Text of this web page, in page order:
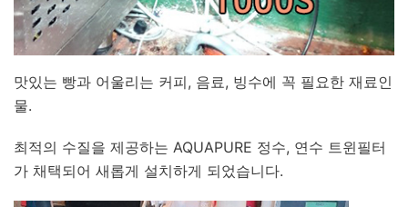
맛있는 빵과 어울리는 커피, 음료, 빙수에 꼭 필요한 재료인
물.
최적의 수질을 제공하는 AQUAPURE 정수, 연수 트윈필터
가 채택되어 새롭게 설치하게 되었습니다.